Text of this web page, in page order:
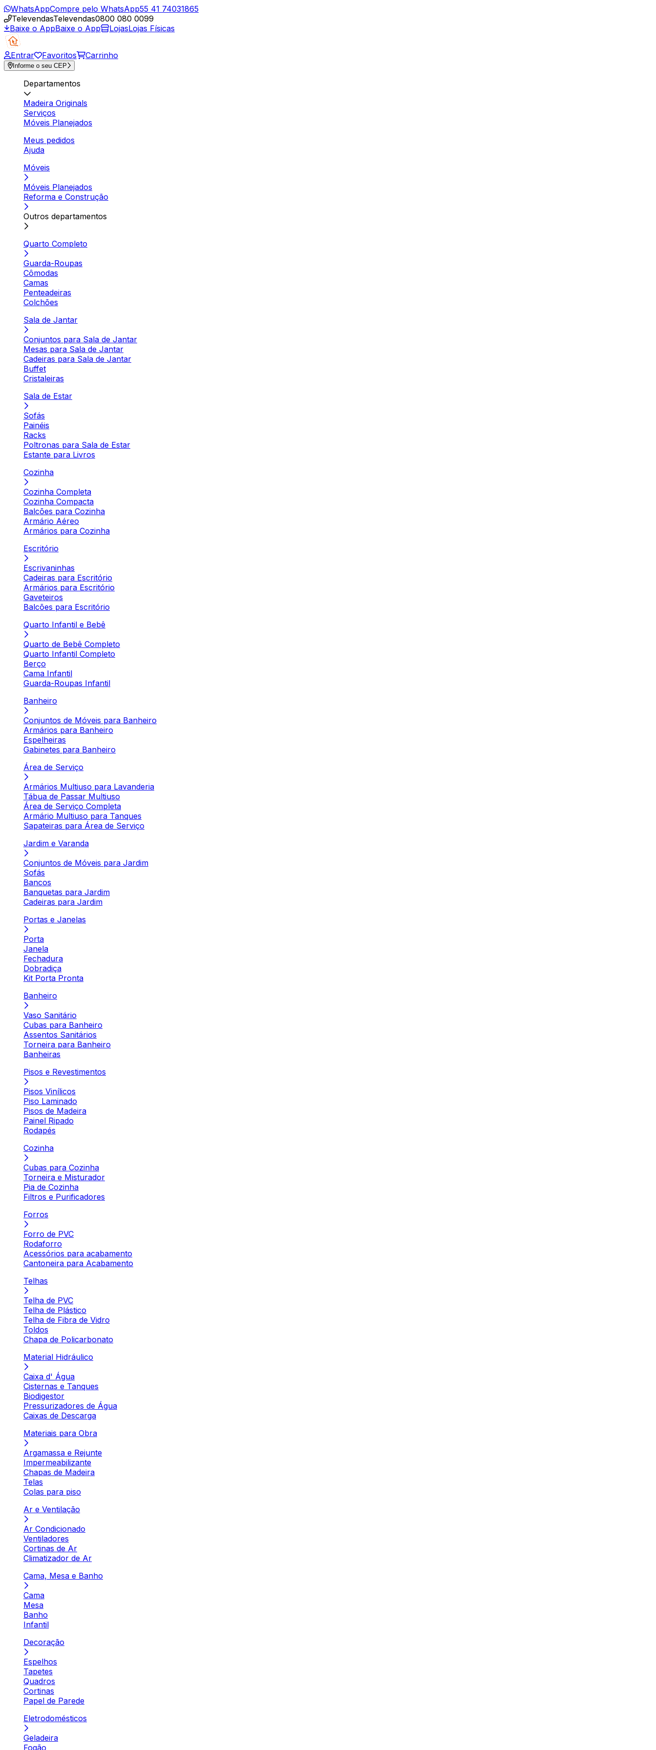
WhatsAppCompre pelo WhatsApp55 41 74031865
TelevendasTelevendas0800 080 0099
Baixe o AppBaixe o App LojasLojas Físicas
Entrar Favoritos Carrinho
Informe o seu CEP
Departamentos
Madeira Originals
Serviços
Móveis Planejados
Meus pedidos
Ajuda
Móveis
Móveis Planejados
Reforma e Construção
Outros departamentos
Quarto Completo
Guarda-Roupas
Cômodas
Camas
Penteadeiras
Colchões
Sala de Jantar
Conjuntos para Sala de Jantar
Mesas para Sala de Jantar
Cadeiras para Sala de Jantar
Buffet
Cristaleiras
Sala de Estar
Sofás
Painéis
Racks
Poltronas para Sala de Estar
Estante para Livros
Cozinha
Cozinha Completa
Cozinha Compacta
Balcões para Cozinha
Armário Aéreo
Armários para Cozinha
Escritório
Escrivaninhas
Cadeiras para Escritório
Armários para Escritório
Gaveteiros
Balcões para Escritório
Quarto Infantil e Bebê
Quarto de Bebê Completo
Quarto Infantil Completo
Berço
Cama Infantil
Guarda-Roupas Infantil
Banheiro
Conjuntos de Móveis para Banheiro
Armários para Banheiro
Espelheiras
Gabinetes para Banheiro
Área de Serviço
Armários Multiuso para Lavanderia
Tábua de Passar Multiuso
Área de Serviço Completa
Armário Multiuso para Tanques
Sapateiras para Área de Serviço
Jardim e Varanda
Conjuntos de Móveis para Jardim
Sofás
Bancos
Banquetas para Jardim
Cadeiras para Jardim
Portas e Janelas
Porta
Janela
Fechadura
Dobradiça
Kit Porta Pronta
Banheiro
Vaso Sanitário
Cubas para Banheiro
Assentos Sanitários
Torneira para Banheiro
Banheiras
Pisos e Revestimentos
Pisos Vinílicos
Piso Laminado
Pisos de Madeira
Painel Ripado
Rodapés
Cozinha
Cubas para Cozinha
Torneira e Misturador
Pia de Cozinha
Filtros e Purificadores
Forros
Forro de PVC
Rodaforro
Acessórios para acabamento
Cantoneira para Acabamento
Telhas
Telha de PVC
Telha de Plástico
Telha de Fibra de Vidro
Toldos
Chapa de Policarbonato
Material Hidráulico
Caixa d' Água
Cisternas e Tanques
Biodigestor
Pressurizadores de Água
Caixas de Descarga
Materiais para Obra
Argamassa e Rejunte
Impermeabilizante
Chapas de Madeira
Telas
Colas para piso
Ar e Ventilação
Ar Condicionado
Ventiladores
Cortinas de Ar
Climatizador de Ar
Cama, Mesa e Banho
Cama
Mesa
Banho
Infantil
Decoração
Espelhos
Tapetes
Quadros
Cortinas
Papel de Parede
Eletrodomésticos
Geladeira
Fogão